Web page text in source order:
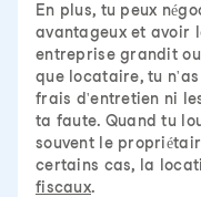
En plus, tu peux
avantageux et avoir
entreprise grandit
que locataire, tu
frais d'entretien ni
ta faute. Quand tu
souvent le
certains cas, la
fiscaux.